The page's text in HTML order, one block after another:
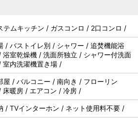
テムキッチン / ガスコンロ / 2口コンロ /
/ バストイレ別 / シャワー / 追焚機能浴
浴室乾燥機 / 洗面所独立 / シャワー付洗面
室内洗濯機置き場 /
屋 / バルコニー / 南向き / フローリン
床暖房 / エアコン / 冷房 /
/ TVインターホン / ネット使用料不要 /